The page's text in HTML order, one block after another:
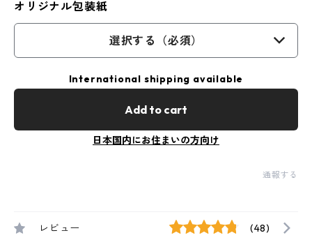
オリジナル包装紙
選択する（必須）
International shipping available
Add to cart
日本国内にお住まいの方向け
通報する
レビュー (48)